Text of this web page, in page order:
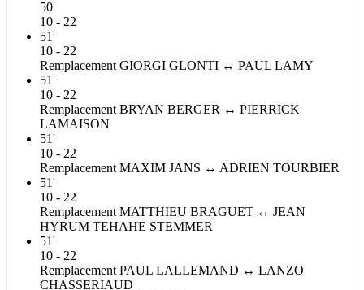
50'
10 - 22
51'
10 - 22
Remplacement GIORGI GLONTI ↔ PAUL LAMY
51'
10 - 22
Remplacement BRYAN BERGER ↔ PIERRICK
LAMAISON
51'
10 - 22
Remplacement MAXIM JANS ↔ ADRIEN TOURBIER
51'
10 - 22
Remplacement MATTHIEU BRAGUET ↔ JEAN
HYRUM TEHAHE STEMMER
51'
10 - 22
Remplacement PAUL LALLEMAND ↔ LANZO
CHASSERIAUD